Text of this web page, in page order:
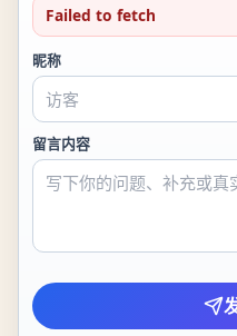
Failed to fetch
昵称
留言内容